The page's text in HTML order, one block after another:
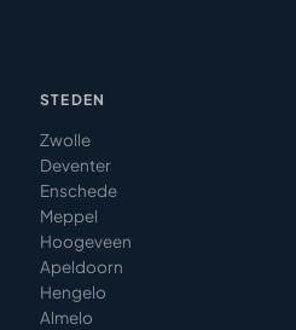
STEDEN
Zwolle
Deventer
Enschede
Meppel
Hoogeveen
Apeldoorn
Hengelo
Almelo